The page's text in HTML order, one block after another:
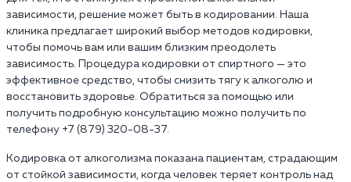
зависимости, решение может быть в кодировании. Наша
клиника предлагает широкий выбор методов кодировки,
чтобы помочь вам или вашим близким преодолеть
зависимость. Процедура кодировки от спиртного — это
эффективное средство, чтобы снизить тягу к алкоголю и
восстановить здоровье. Обратиться за помощью или
получить подробную консультацию можно получить по
телефону +7 (879) 320-08-37.
Кодировка от алкоголизма показана пациентам, страдающим
от стойкой зависимости, когда человек теряет контроль над